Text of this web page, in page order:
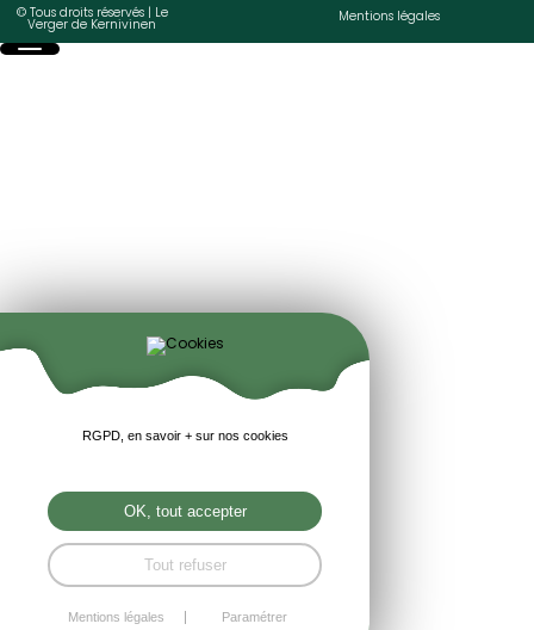
© Tous droits réservés | Le
Verger de Kernivinen Mentions légales
RGPD, en savoir + sur nos cookies
OK, tout accepter
Tout refuser
Mentions légales Paramétrer